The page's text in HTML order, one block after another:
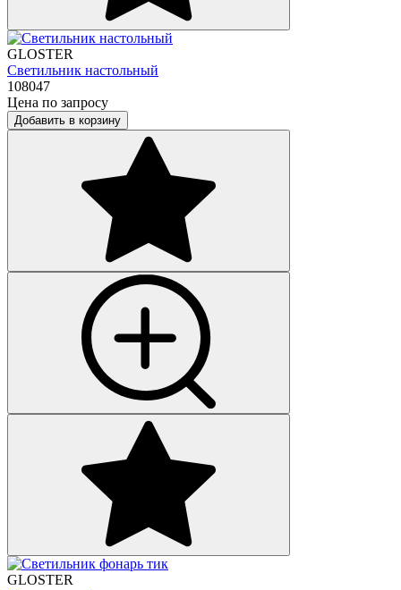
GLOSTER
Светильник настольный
108047
Цена по запросу
Добавить в корзину
GLOSTER